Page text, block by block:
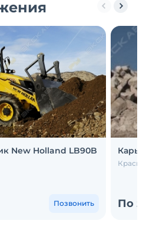
New Holland LB90B
Позвонить По